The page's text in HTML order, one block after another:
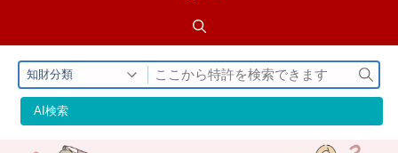
知財分類
検
索
AI検索